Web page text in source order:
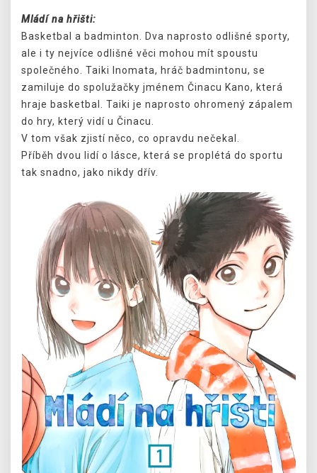
Mládí na hřišti:
Basketbal a badminton. Dva naprosto odlišné sporty,
ale i ty nejvíce odlišné věci mohou mít spoustu
společného. Taiki Inomata, hráč badmintonu, se
zamiluje do spolužačky jménem Činacu Kano, která
hraje basketbal. Taiki je naprosto ohromený zápalem
do hry, který vidí u Činacu.
V tom však zjistí něco, co opravdu nečekal.
Příběh dvou lidí o lásce, která se proplétá do sportu
tak snadno, jako nikdy dřív.